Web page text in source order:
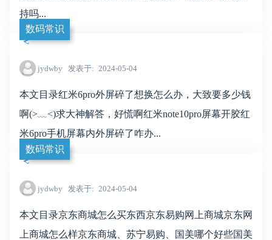
持吗...
数码常识
jydwby 发表于 2024-05-04
本文目录红米6pro外屏碎了想换怎么办，大致要多少钱
啊(˃﹏˂)求大神解答，好慌啊红米note10pro屏幕开胶红
米6pro手机屏幕内外屏碎了咋办...
数码常识
jydwby 发表于 2024-05-04
本文目录京东商城怎么买东西京东易购网上商城京东网
上商城怎么样京东商城、苏宁易购、国美哪个好些国美